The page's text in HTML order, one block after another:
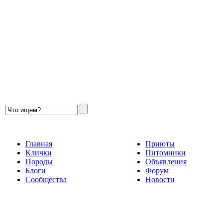
Главная
Клички
Породы
Блоги
Сообщества
Приюты
Питомники
Объявления
Форум
Новости